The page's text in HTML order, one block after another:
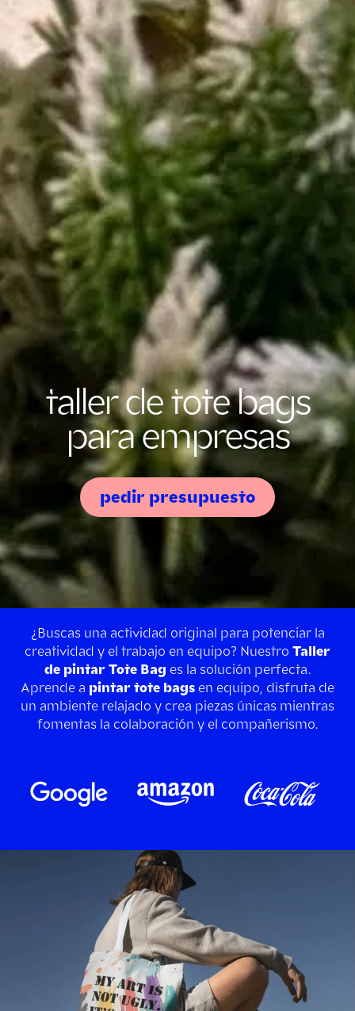
taller de tote bags
para empresas
pedir presupuesto
¿Buscas una actividad original para potenciar la
creatividad y el trabajo en equipo? Nuestro Taller
de pintar Tote Bag es la solución perfecta.
Aprende a pintar tote bags en equipo, disfruta de
un ambiente relajado y crea piezas únicas mientras
fomentas la colaboración y el compañerismo.